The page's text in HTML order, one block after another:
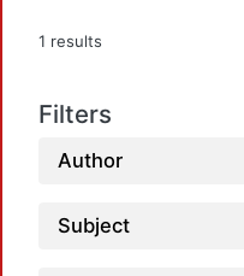
1 results
Filters
Author
Subject